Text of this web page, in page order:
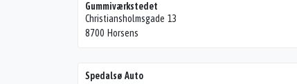
Gummiværkstedet
Christiansholmsgade 13
8700 Horsens
Spedalsø Auto